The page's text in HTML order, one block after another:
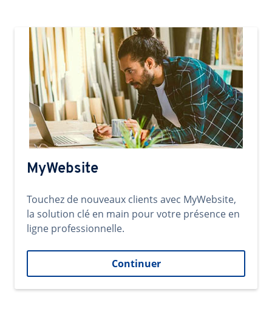
MyWebsite
Touchez de nouveaux clients avec MyWebsite,
la solution clé en main pour votre présence en
ligne professionnelle.
Continuer